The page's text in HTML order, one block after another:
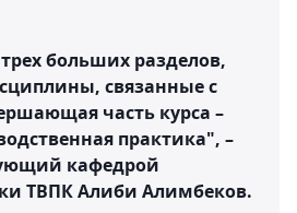
больших разделов,
связанные с
часть курса –
практика", –
кафедрой
ТВПК Алиби Алимбеков.